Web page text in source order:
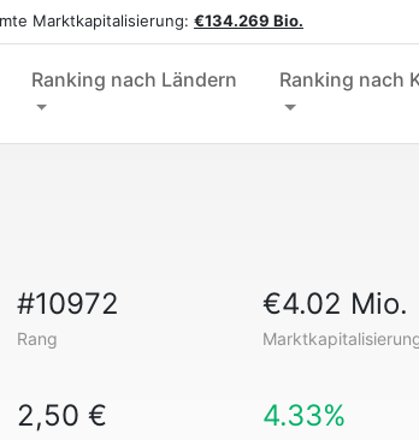
Marktkapitalisierung: €134.269 Bio.
Ranking nach Ländern Ranking nach
#10972
Rang
€4.02 Mio.
2,50 € 4.33%